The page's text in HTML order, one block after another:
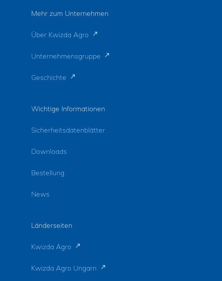
Mehr zum Unternehmen
Über Kwizda Agro
Unternehmensgruppe
Geschichte
Wichtige Informationen
Sicherheitsdatenblätter
Downloads
Bestellung
News
Länderseiten
Kwizda Agro
Kwizda Agro Ungarn